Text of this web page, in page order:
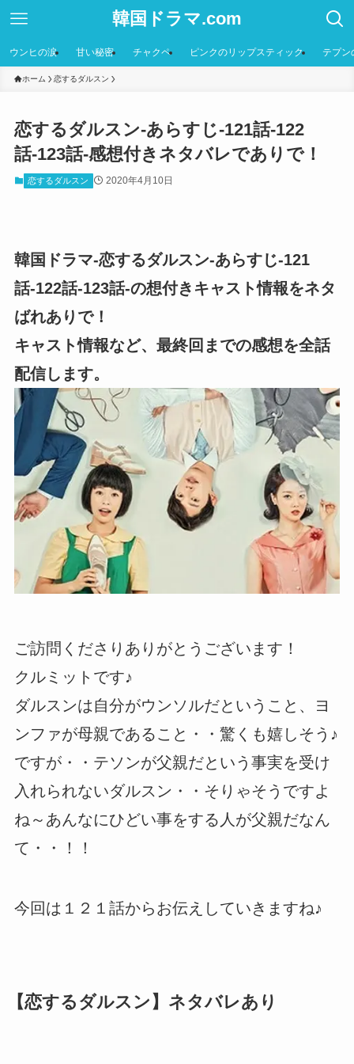
韓国ドラマ.com
ウンヒの涙 甘い秘密 チャクペ ピンクのリップスティック テプン
ホーム 恋するダルスン
恋するダルスン-あらすじ-121話-122
話-123話-感想付きネタバレでありで！
恋するダルスン 2020年4月10日
韓国ドラマ-恋するダルスン-あらすじ-121
話-122話-123話-の想付きキャスト情報をネタ
ばれありで！
キャスト情報など、最終回までの感想を全話
配信します。
ご訪問くださりありがとうございます！
クルミットです♪
ダルスンは自分がウンソルだということ、ヨ
ンファが母親であること・・驚くも嬉しそう♪
ですが・・テソンが父親だという事実を受け
入れられないダルスン・・そりゃそうですよ
ね～あんなにひどい事をする人が父親だなん
て・・！！
今回は１２１話からお伝えしていきますね♪
【恋するダルスン】ネタバレあり